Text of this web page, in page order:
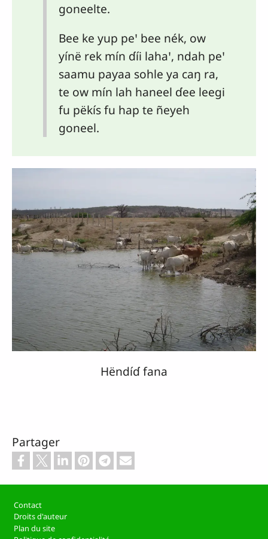
goneelte.
Bee ke yup peꞌ bee nék, ow
yínë rek mín ɗíi lahaꞌ, ndah peꞌ
saamu paƴaa sohle ya caŋ ra,
te ow mín lah haneel ɗee leegi
fu pëkís fu hap te ñeyeh
goneel.
Hëndíɗ fana
Partager
Contact
Droits d'auteur
Plan du site